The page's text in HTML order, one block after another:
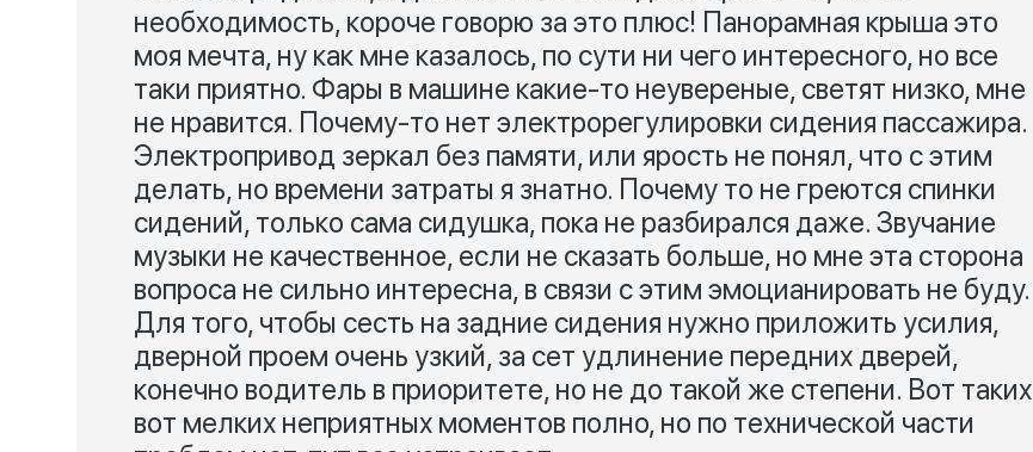
необходимость, короче говорю за это плюс! Панорамная крыша это
моя мечта, ну как мне казалось, по сути ни чего интересного, но все
таки приятно. Фары в машине какие-то неувереные, светят низко, мне
не нравится. Почему-то нет электрорегулировки сидения пассажира.
Электропривод зеркал без памяти, или ярость не понял, что с этим
делать, но времени затраты я знатно. Почему то не греются спинки
сидений, только сама сидушка, пока не разбирался даже. Звучание
музыки не качественное, если не сказать больше, но мне эта сторона
вопроса не сильно интересна, в связи с этим эмоцианировать не буду.
Для того, чтобы сесть на задние сидения нужно приложить усилия,
дверной проем очень узкий, за сет удлинение передних дверей,
конечно водитель в приоритете, но не до такой же степени. Вот таких
вот мелких неприятных моментов полно, но по технической части